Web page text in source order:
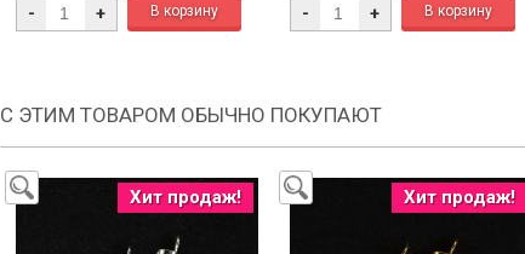
- + - +
С ЭТИМ ТОВАРОМ ОБЫЧНО ПОКУПАЮТ
Хит продаж! Хит продаж!